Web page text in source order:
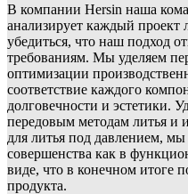
В компании Hersin наша
анализирует каждый проект
убедиться, что наш подход
требованиям. Мы уделяем
оптимизации
соответствие каждого
долговечности и эстетики.
передовым методам литья и
для литья под давлением,
совершенства как в
виде, что в конечном итоге
продукта.